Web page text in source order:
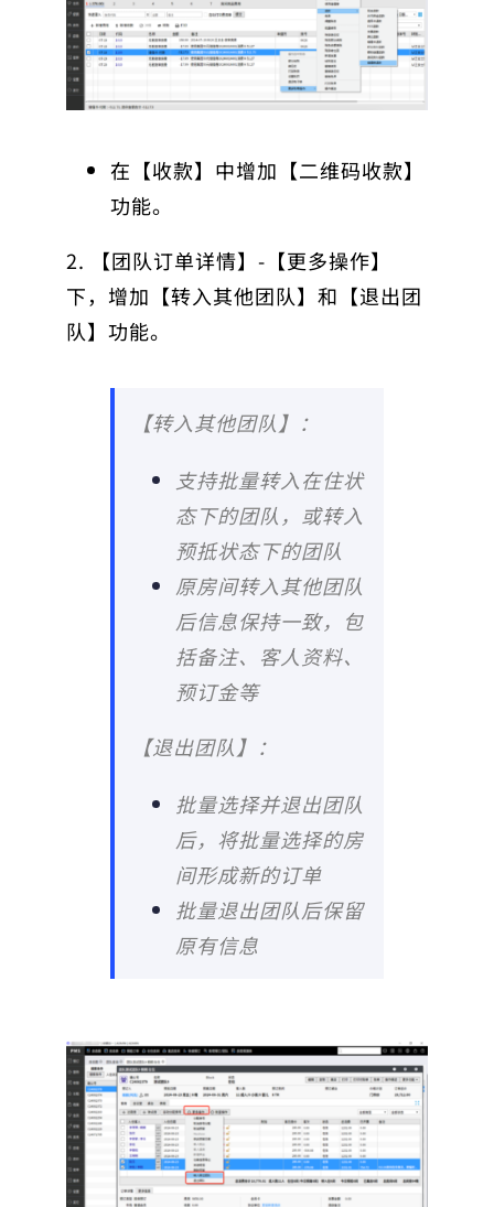
在【收款】中增加【二维码收款】
功能。
2. 【团队订单详情】-【更多操作】
下，增加【转入其他团队】和【退出团
队】功能。
【转入其他团队】：
支持批量转入在住状
态下的团队，或转入
预抵状态下的团队
原房间转入其他团队
后信息保持一致，包
括备注、客人资料、
预订金等
【退出团队】：
批量选择并退出团队
后，将批量选择的房
间形成新的订单
批量退出团队后保留
原有信息